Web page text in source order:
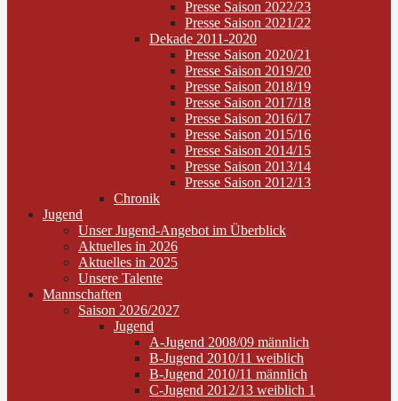
Presse Saison 2022/23
Presse Saison 2021/22
Dekade 2011-2020
Presse Saison 2020/21
Presse Saison 2019/20
Presse Saison 2018/19
Presse Saison 2017/18
Presse Saison 2016/17
Presse Saison 2015/16
Presse Saison 2014/15
Presse Saison 2013/14
Presse Saison 2012/13
Chronik
Jugend
Unser Jugend-Angebot im Überblick
Aktuelles in 2026
Aktuelles in 2025
Unsere Talente
Mannschaften
Saison 2026/2027
Jugend
A-Jugend 2008/09 männlich
B-Jugend 2010/11 weiblich
B-Jugend 2010/11 männlich
C-Jugend 2012/13 weiblich 1